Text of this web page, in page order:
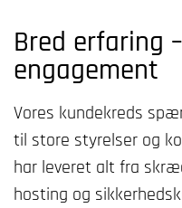
Bred erfaring
engagement
Vores kundekreds
til store styrelser og
har leveret alt fra
hosting og